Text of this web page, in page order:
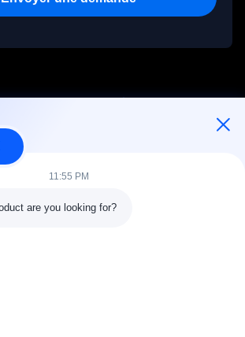
de batteries et d'actionneurs de robots
humanoïdes.
11:55 PM
are you looking for?